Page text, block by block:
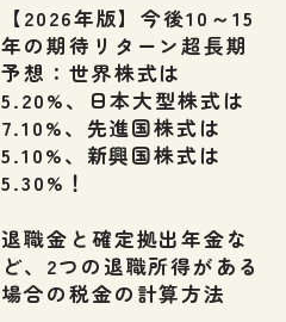
【2026年版】今後10～15
年の期待リターン超長期
予想：世界株式は
5.20%、日本大型株式は
7.10%、先進国株式は
5.10%、新興国株式は
5.30%！
退職金と確定拠出年金な
ど、2つの退職所得がある
場合の税金の計算方法